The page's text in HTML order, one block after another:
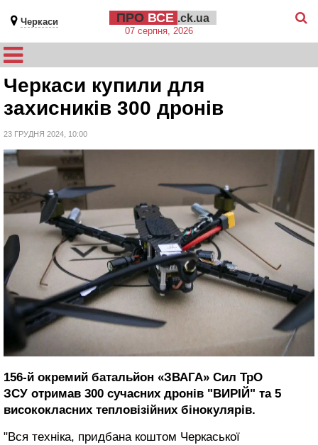
Черкаси ПРО ВСЕ .ck.ua
07 серпня, 2026
Черкаси купили для
захисників 300 дронів
23 ГРУДНЯ 2024, 10:00
156-й окремий батальйон «ЗВАГА» Сил ТрО
ЗСУ отримав 300 сучасних дронів "ВИРІЙ" та 5
висококласних тепловізійних бінокулярів.
"Вся техніка, придбана коштом Черкаської